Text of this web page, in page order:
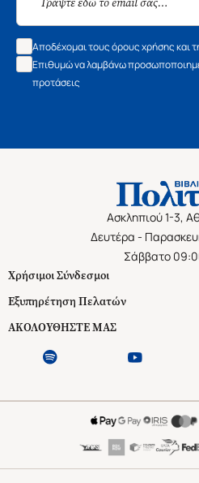
Αποδέχομαι τους όρους χρήσης και
Επιθυμώ να λαμβάνω
προτάσεις
Ασκληπιού 1-3,
Δευτέρα -
Σάββατο
Χρήσιμοι Σύνδεσμοι
Εξυπηρέτηση Πελατών
ΑΚΟΛΟΥΘΗΣΤΕ ΜΑΣ